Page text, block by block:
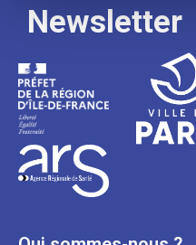
Newsletter